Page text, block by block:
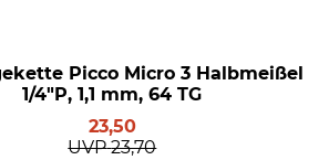
Picco Micro 3 Halbmeißel
1/4"P, 1,1 mm, 64 TG
23,50
UVP 23,70